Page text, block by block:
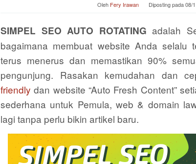
Oleh Fery Irawan Diposting pada08/
SIMPEL SEO AUTO ROTATING adalah
bagaimana membuat website Anda selalu
terus menerus dan memastikan 90%
pengunjung. Rasakan kemudahan dan
friendly dan website “Auto Fresh Content”
sederhana untuk Pemula, web & domain
lagi tanpa perlu bikin artikel baru.